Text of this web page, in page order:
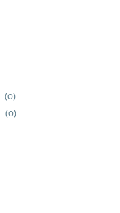
(0)
(0)